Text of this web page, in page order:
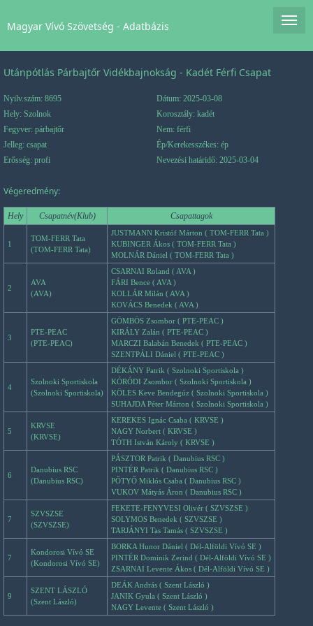
Magyar Vívó Szövetség - Adatbázis
Utánpótlás Párbajtőr Vidékbajnokság - Kadét Férfi Csapat
Nyilv.szám: 8695
Dátum: 2025-03-08
Hely: Szolnok
Korosztály: kadét
Fegyver: párbajtőr
Nem: férfi
Jelleg: csapat
Ép/Kerekesszékes: ép
Erősség: profi
Nevezési határidő: 2025-03-04
Végeredmény:
Hely Csapatnév(Klub) Csapattagok
1
TOM-FERR Tata
(TOM-FERR Tata)
JUSTMANN Kristóf Márton ( TOM-FERR Tata )
KUBINGER Ákos ( TOM-FERR Tata )
MOLNÁR Dániel ( TOM-FERR Tata )
2
AVA
(AVA)
CSARNAI Roland ( AVA )
FÁRI Bence ( AVA )
KOLLÁR Milán ( AVA )
KOVÁCS Benedek ( AVA )
3
PTE-PEAC
(PTE-PEAC)
GÖMBÖS Zsombor ( PTE-PEAC )
KIRÁLY Zalán ( PTE-PEAC )
MARCZI Balabán Benedek ( PTE-PEAC )
SZENTPÁLI Dániel ( PTE-PEAC )
4
Szolnoki Sportiskola
(Szolnoki Sportiskola)
DÉKÁNY Patrik ( Szolnoki Sportiskola )
KÓRÓDI Zsombor ( Szolnoki Sportiskola )
KÖLES Keve Bendegúz ( Szolnoki Sportiskola )
SUHAJDA Péter Márton ( Szolnoki Sportiskola )
5
KRVSE
(KRVSE)
KEREKES Ignác Csaba ( KRVSE )
NAGY Norbert ( KRVSE )
TÓTH István Károly ( KRVSE )
6
Danubius RSC
(Danubius RSC)
PÁSZTOR Patrik ( Danubius RSC )
PINTÉR Patrik ( Danubius RSC )
PŐTYŐ Miklós Csaba ( Danubius RSC )
VUKOV Mátyás Áron ( Danubius RSC )
7
SZVSZSE
(SZVSZSE)
FEKETE-FENYVESI Olivér ( SZVSZSE )
SOLYMOS Benedek ( SZVSZSE )
TARJÁNYI Tas Tamás ( SZVSZSE )
7
Kondorosi Vívó SE
(Kondorosi Vívó SE)
BORKA Hunor Dániel ( Dél-Alföldi Vívó SE )
PINTÉR Dominik Zerind ( Dél-Alföldi Vívó SE )
ZSARNAI Levente Ákos ( Dél-Alföldi Vívó SE )
9
SZENT LÁSZLÓ
(Szent László)
DEÁK András ( Szent László )
JANIK Gyula ( Szent László )
NAGY Levente ( Szent László )